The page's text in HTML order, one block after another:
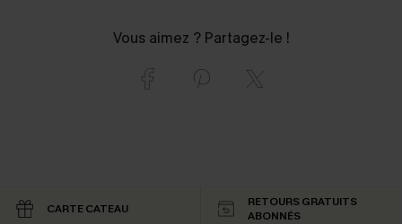
Vous aimez ? Partagez-le !
CARTE CATEAU
RETOURS GRATUITS
ABONNÉS